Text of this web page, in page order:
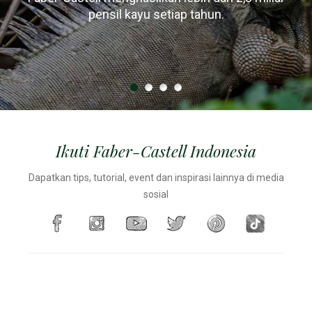
pensil kayu setiap tahun.
setiap jamnya, setara dengan sekitar 1 beban truk.
hanya menggunakan kayu dari hutan yang dikelola
secara lestari.
heksagonal / segitiga karena pensil sering jatuh
terguling dari meja
Ikuti Faber-Castell Indonesia
Dapatkan tips, tutorial, event dan inspirasi lainnya di media
sosial